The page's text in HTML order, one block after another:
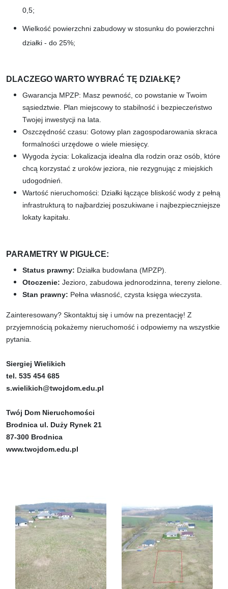
0,5;
Wielkość powierzchni zabudowy w stosunku do powierzchni
działki - do 25%;
DLACZEGO WARTO WYBRAĆ TĘ DZIAŁKĘ?
Gwarancja MPZP: Masz pewność, co powstanie w Twoim
sąsiedztwie. Plan miejscowy to stabilność i bezpieczeństwo
Twojej inwestycji na lata.​​​​​​​
Oszczędność czasu: Gotowy plan zagospodarowania skraca
formalności urzędowe o wiele miesięcy.
Wygoda życia: Lokalizacja idealna dla rodzin oraz osób, które
chcą korzystać z uroków jeziora, nie rezygnując z miejskich
udogodnień.
Wartość nieruchomości: Działki łączące bliskość wody z pełną
infrastrukturą to najbardziej poszukiwane i najbezpieczniejsze
lokaty kapitału.
PARAMETRY W PIGUŁCE:
Status prawny: Działka budowlana (MPZP).​​​​​​​
Otoczenie: Jezioro, zabudowa jednorodzinna, tereny zielone.
Stan prawny: Pełna własność, czysta księga wieczysta.
Zainteresowany? Skontaktuj się i umów na prezentację! Z
przyjemnością pokażemy nieruchomość i odpowiemy na wszystkie
pytania.
Siergiej Wielikich
tel. 535 454 685
s.wielikich@twojdom.edu.pl
Twój Dom Nieruchomości
Brodnica ul. Duży Rynek 21
87-300 Brodnica
www.twojdom.edu.pl